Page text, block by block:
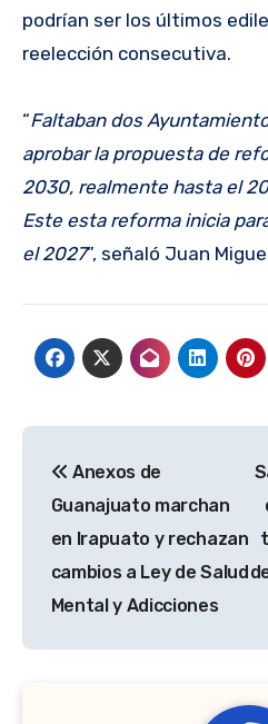
podrían ser los últimos
reelección consecutiva.
“Faltaban dos
aprobar la propuesta de
2030, realmente hasta el
Este esta reforma inicia
el 2027”, señaló Juan
de
entradas
Anexos de
Guanajuato marchan
en Irapuato y rechazan
cambios a Ley de Salud
Mental y Adicciones